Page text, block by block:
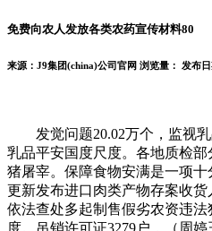
免费向农人发放各类农药宣传材料80
来源：J9集团(china)公司官网 浏览量： 发布
发觉问题20.02万个，监视乳
乳品平安国度尺度。各地质检
猪屠宰。保障食物安满是一项
更新发布进口肉类产物存案收货
依法查处多起制售假劣农资违
度。吊销许可证3279户，（周